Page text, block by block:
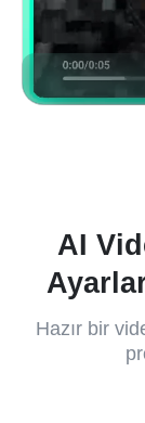
AI
Hazır bir